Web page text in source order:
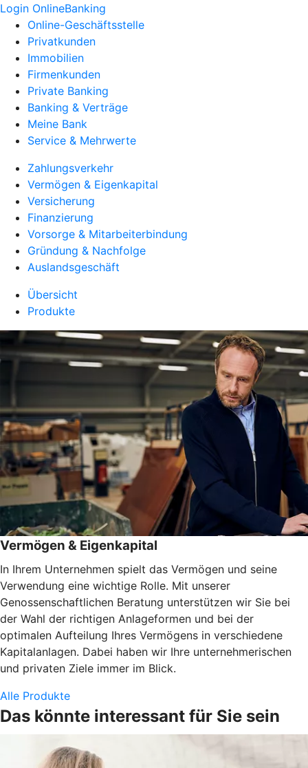
Login OnlineBanking
Online-Geschäftsstelle
Privatkunden
Immobilien
Firmenkunden
Private Banking
Banking & Verträge
Meine Bank
Service & Mehrwerte
Zahlungsverkehr
Vermögen & Eigenkapital
Versicherung
Finanzierung
Vorsorge & Mitarbeiterbindung
Gründung & Nachfolge
Auslandsgeschäft
Übersicht
Produkte
Vermögen & Eigenkapital
In Ihrem Unternehmen spielt das Vermögen und seine
Verwendung eine wichtige Rolle. Mit unserer
Genossenschaftlichen Beratung unterstützen wir Sie bei
der Wahl der richtigen Anlageformen und bei der
optimalen Aufteilung Ihres Vermögens in verschiedene
Kapitalanlagen. Dabei haben wir Ihre unternehmerischen
und privaten Ziele immer im Blick.
Alle Produkte
Das könnte interessant für Sie sein